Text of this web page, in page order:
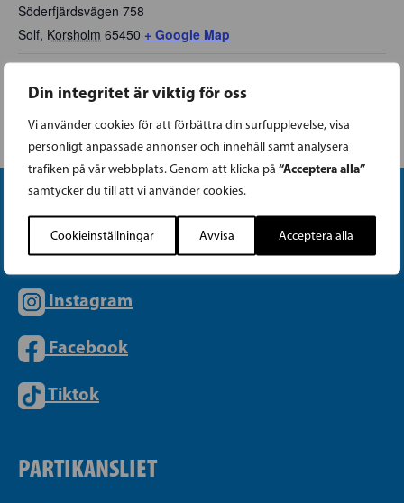
Din integritet är viktig för oss
Vi använder cookies för att förbättra din surfupplevelse, visa
personligt anpassade annonser och innehåll samt analysera
trafiken på vår webbplats. Genom att klicka på “Acceptera alla”
samtycker du till att vi använder cookies.
Cookieinställningar Avvisa Acceptera alla
Söderfjärdsvägen 758
Solf, Korsholm 65450 + Google Map
VANDA | SFP på De
HYVINGE | Träffa Anders
Instagram
Facebook
Tiktok
PARTIKANSLIET